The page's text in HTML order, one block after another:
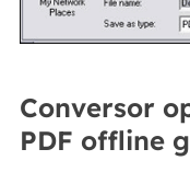
Conversor
PDF offline